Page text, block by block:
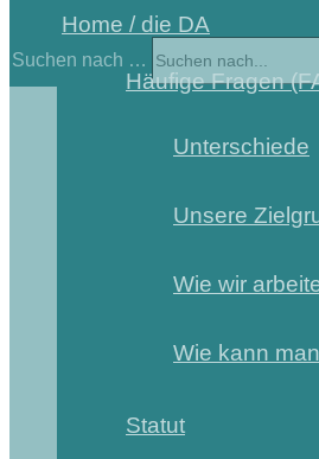
Home / die DA
Häufige Fragen
Unterschiede
Unsere
Wie wir
Wie kann
Statut
Suchen nach …